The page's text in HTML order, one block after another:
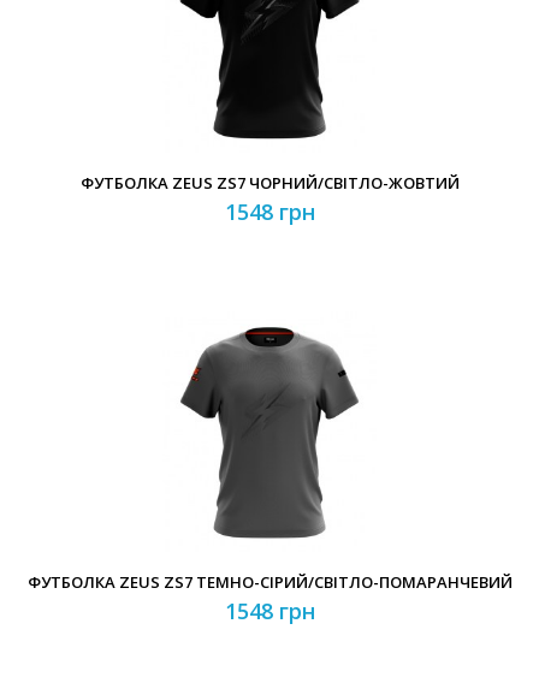
ФУТБОЛКА ZEUS ZS7 ЧОРНИЙ/СВІТЛО-ЖОВТИЙ
1548 грн
ФУТБОЛКА ZEUS ZS7 ТЕМНО-СІРИЙ/СВІТЛО-ПОМАРАНЧЕВИЙ
1548 грн
Забули свій пароль? Забули свій логін?